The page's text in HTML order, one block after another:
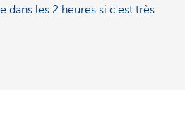
dans les 2 heures si c'est très